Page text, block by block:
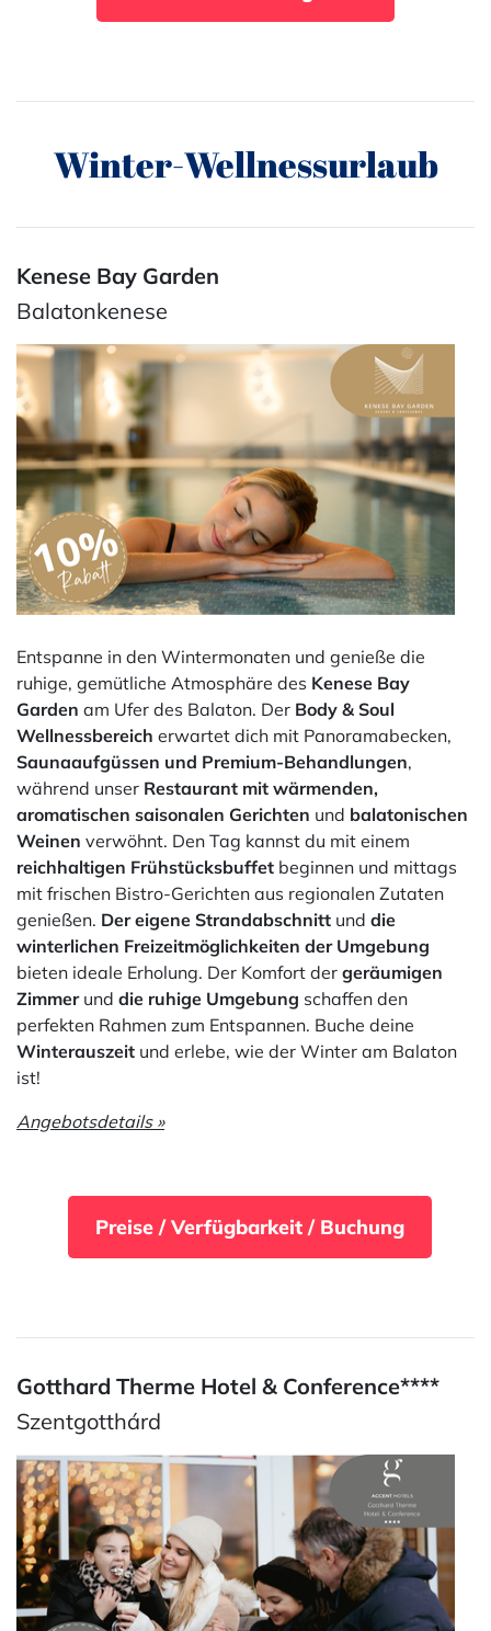
Winter-Wellnessurlaub
Kenese Bay Garden
Balatonkenese
Entspanne in den Wintermonaten und genieße die
ruhige, gemütliche Atmosphäre des Kenese Bay
Garden am Ufer des Balaton. Der Body & Soul
Wellnessbereich erwartet dich mit Panoramabecken,
Saunaaufgüssen und Premium-Behandlungen,
während unser Restaurant mit wärmenden,
aromatischen saisonalen Gerichten und balatonischen
Weinen verwöhnt. Den Tag kannst du mit einem
reichhaltigen Frühstücksbuffet beginnen und mittags
mit frischen Bistro-Gerichten aus regionalen Zutaten
genießen. Der eigene Strandabschnitt und die
winterlichen Freizeitmöglichkeiten der Umgebung
bieten ideale Erholung. Der Komfort der geräumigen
Zimmerund die ruhige Umgebung schaffen den
perfekten Rahmen zum Entspannen. Buche deine
Winterauszeit und erlebe, wie der Winter am Balaton
ist!
Angebotsdetails »
Preise / Verfügbarkeit / Buchung
Gotthard Therme Hotel & Conference****
Szentgotthárd